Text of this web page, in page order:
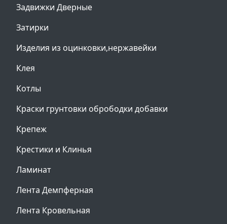
Задвижки Дверные
Затирки
Изделия из оцинковки,нержавейки
Клея
Котлы
Краски грунтовки обрободки добавки
Крепеж
Крестики и Клинья
Ламинат
Лента Демпферная
Лента Кровельная